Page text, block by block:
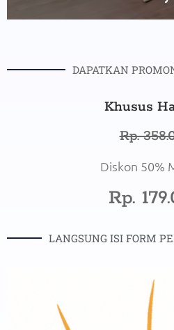
DAPATKAN
Khusus
Rp.
Diskon 50%
Rp.
LANGSUNG ISI FORM